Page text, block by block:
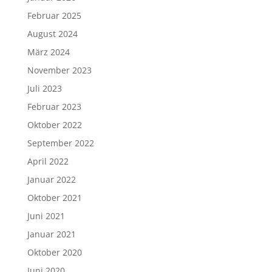
Februar 2025
August 2024
März 2024
November 2023
Juli 2023
Februar 2023
Oktober 2022
September 2022
April 2022
Januar 2022
Oktober 2021
Juni 2021
Januar 2021
Oktober 2020